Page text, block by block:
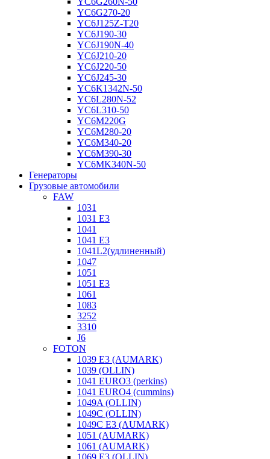
YC6G270-20
YC6J125Z-T20
YC6J190-30
YC6J190N-40
YC6J210-20
YC6J220-50
YC6J245-30
YC6K1342N-50
YC6L280N-52
YC6L310-50
YC6M220G
YC6M280-20
YC6M340-20
YC6M390-30
YC6MK340N-50
Генераторы
Грузовые автомобили
FAW
1031
1031 E3
1041
1041 E3
1041L2(удлиненный)
1047
1051
1051 E3
1061
1083
3252
3310
J6
FOTON
1039 E3 (AUMARK)
1039 (OLLIN)
1041 EURO3 (perkins)
1041 EURO4 (cummins)
1049A (OLLIN)
1049C (OLLIN)
1049С E3 (AUMARK)
1051 (AUMARK)
1061 (AUMARK)